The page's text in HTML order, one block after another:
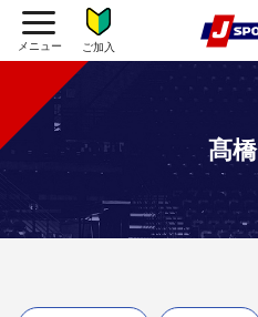
ご加入
髙